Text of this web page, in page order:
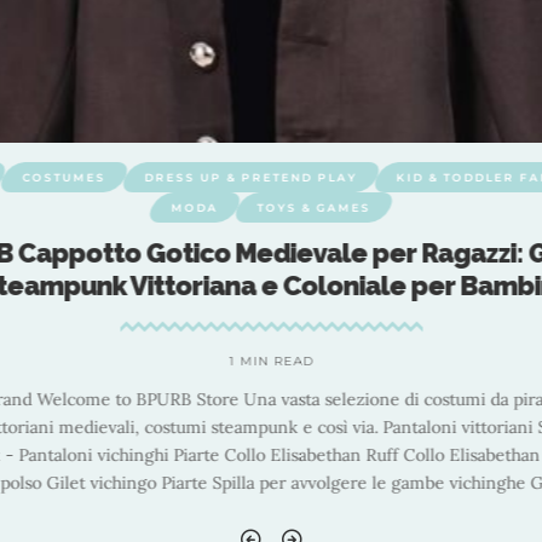
COSTUMES DRESS UP & PRETEND PLAY KID & TODDLER
MODA TOYS & GAMES
Cappotto Gotico Medievale per Ragazzi:
Vittoriana e Coloniale per
1 MIN READ
Welcome to BPURB Store Una vasta selezione di costumi da
medievali, costumi steampunk e così via. Pantaloni vittoriani
- Pantaloni vichinghi Piarte Collo Elisabethan Ruff Collo
Gilet vichingo Piarte Spilla per avvolgere le gambe vichinghe